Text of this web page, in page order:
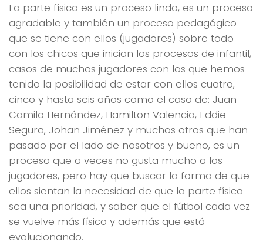
La parte física es un proceso lindo, es un proceso
agradable y también un proceso pedagógico
que se tiene con ellos (jugadores) sobre todo
con los chicos que inician los procesos de infantil,
casos de muchos jugadores con los que hemos
tenido la posibilidad de estar con ellos cuatro,
cinco y hasta seis años como el caso de: Juan
Camilo Hernández, Hamilton Valencia, Eddie
Segura, Johan Jiménez y muchos otros que han
pasado por el lado de nosotros y bueno, es un
proceso que a veces no gusta mucho a los
jugadores, pero hay que buscar la forma de que
ellos sientan la necesidad de que la parte física
sea una prioridad, y saber que el fútbol cada vez
se vuelve más físico y además que está
evolucionando.